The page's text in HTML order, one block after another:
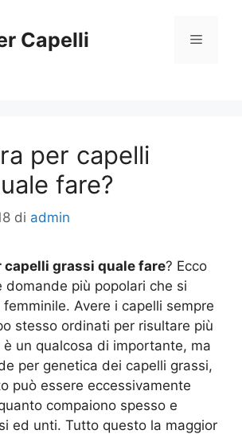
Capelli Menu
per capelli
fare?
di admin
capelli grassi quale fare? Ecco
domande più popolari che si
Avere i capelli sempre
stesso ordinati per risultare più
un qualcosa di importante, ma
per genetica dei capelli grassi,
può essere eccessivamente
compaiono spesso e
ed unti. Tutto questo la maggior